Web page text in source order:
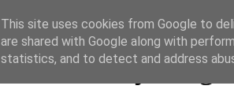
Leaný blog
This site uses cookies from Google to
are shared with Google along with
statistics, and to detect and address